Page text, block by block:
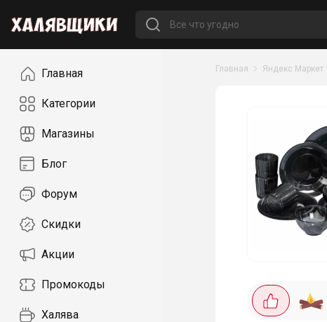
НавигацияГлавная
Категории
Магазины
Блог
Форум
Скидки
Акции
Промокоды
Халява
Главная Яндекс Маркет